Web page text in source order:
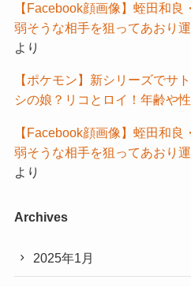
【Facebook顔画像】蛭田和
弱そうな相手を狙ってあおり
より
【ポケモン】新シリーズでサ
シの娘？リコとロイ！年齢や
【Facebook顔画像】蛭田和
弱そうな相手を狙ってあおり
より
Archives
2025年1月